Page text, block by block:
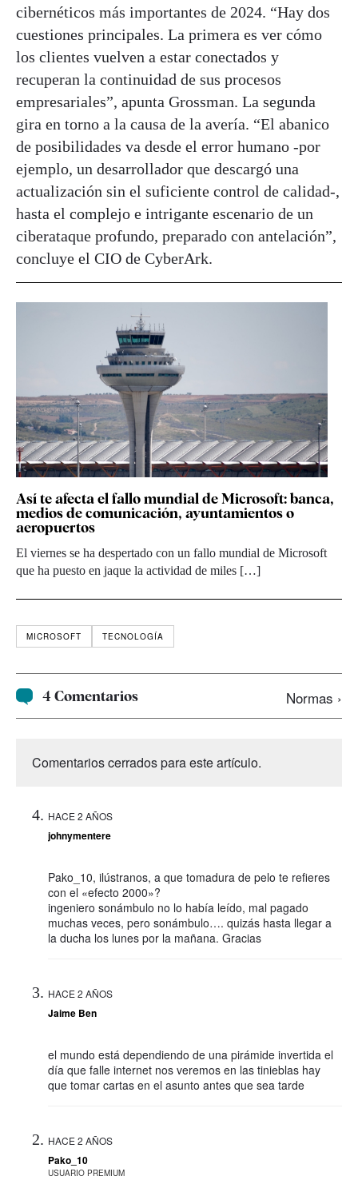
cibernéticos más importantes de 2024. “Hay dos
cuestiones principales. La primera es ver cómo
los clientes vuelven a estar conectados y
recuperan la continuidad de sus procesos
empresariales”, apunta Grossman. La segunda
gira en torno a la causa de la avería. “El abanico
de posibilidades va desde el error humano -por
ejemplo, un desarrollador que descargó una
actualización sin el suficiente control de calidad-,
hasta el complejo e intrigante escenario de un
ciberataque profundo, preparado con antelación”,
concluye el CIO de CyberArk.
Así te afecta el fallo mundial de Microsoft: banca,
medios de comunicación, ayuntamientos o
aeropuertos
El viernes se ha despertado con un fallo mundial de Microsoft
que ha puesto en jaque la actividad de miles […]
MICROSOFT TECNOLOGÍA
4 Comentarios Normas ›
Comentarios cerrados para este artículo.
HACE 2 AÑOS
johnymentere
Pako_10, ilústranos, a que tomadura de pelo te refieres
con el «efecto 2000»?
ingeniero sonámbulo no lo había leído, mal pagado
muchas veces, pero sonámbulo…. quizás hasta llegar a
la ducha los lunes por la mañana. Gracias
HACE 2 AÑOS
Jaime Ben
el mundo está dependiendo de una pirámide invertida el
día que falle internet nos veremos en las tinieblas hay
que tomar cartas en el asunto antes que sea tarde
HACE 2 AÑOS
Pako_10
USUARIO PREMIUM